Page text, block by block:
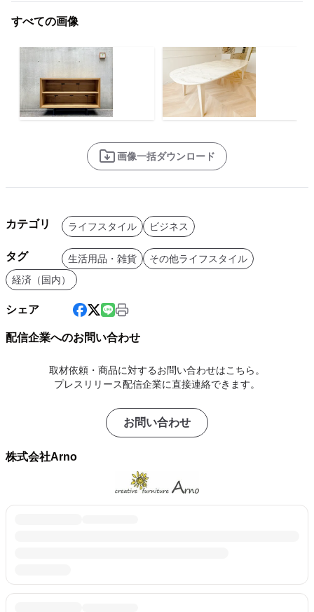
すべての画像
画像一括ダウンロード
カテゴリ ライフスタイル ビジネス
タグ 生活用品・雑貨
その他ライフスタイル
経済（国内）
シェア
配信企業へのお問い合わせ
取材依頼・商品に対するお問い合わせはこちら。
プレスリリース配信企業に直接連絡できます。
お問い合わせ
株式会社Arno